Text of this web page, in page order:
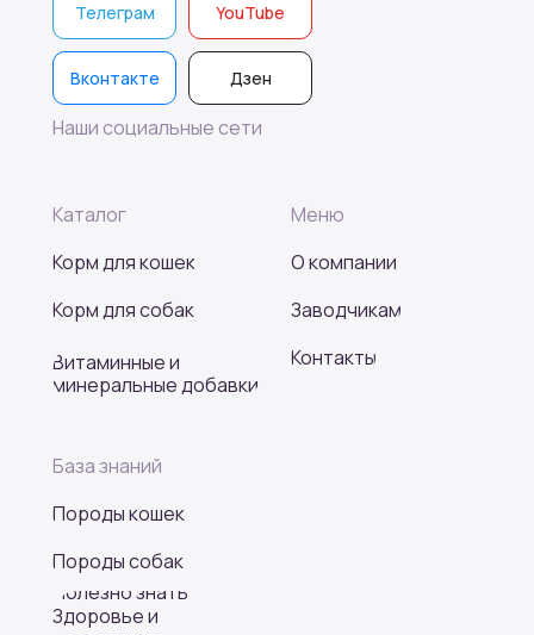
База знаний
О компании
Контакты
Заводчикам
Каталог
Корм для кошек
Корм для собак
Витаминные и
минеральные добавки
Породы кошек
Породы собак
Полезно знать
Здоровье и
Меню
Наши социальные сети
Дзен
Вконтакте
YouTube
Телеграм